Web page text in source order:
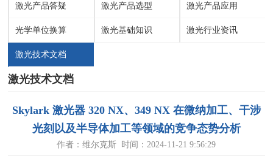
激光产品答疑 激光产品选型 激光产品应用
光学单位换算 激光基础知识 激光行业资讯
激光技术文档
激光技术文档
Skylark 激光器 320 NX、349 NX 在微纳加工、干涉
光刻以及半导体加工等领域的竞争态势分析
作者：维尔克斯 时间：2024-11-21 9:56:29